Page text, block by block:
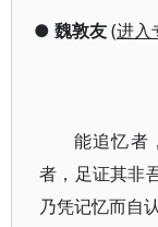
● 魏敦友(进入
能追忆者
者，足证其非
乃凭记忆而自